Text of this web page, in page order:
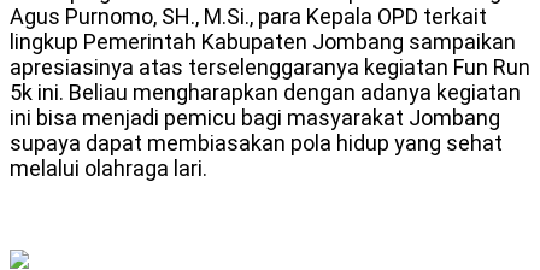
Agus Purnomo, SH., M.Si., para Kepala OPD terkait
lingkup Pemerintah Kabupaten Jombang sampaikan
apresiasinya atas terselenggaranya kegiatan Fun Run
5k ini. Beliau mengharapkan dengan adanya kegiatan
ini bisa menjadi pemicu bagi masyarakat Jombang
supaya dapat membiasakan pola hidup yang sehat
melalui olahraga lari.